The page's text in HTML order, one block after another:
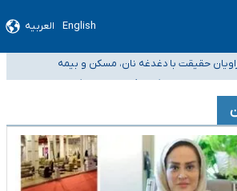
English العربیه
تخصصی فرماندهی صحنه عملیات و دکترای
آجا
راویان حقیقت با دغدغه نان، مسکن و بیمه
از آستانه هشدار
نشده است/ از رئیس جمهور خواستیم ورود کند
مدارس ایرانی امارات در کشور/ درباره محصلان
با شرایط جدید تصمیم‌گیری می‌شود